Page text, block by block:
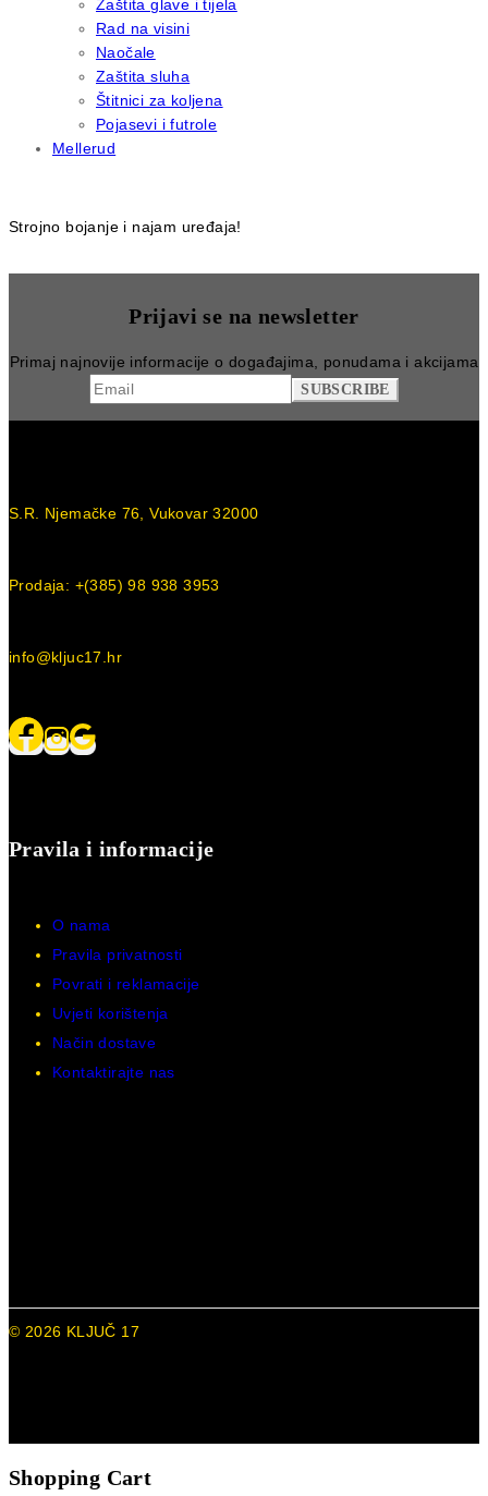
Zaštita glave i tijela
Rad na visini
Naočale
Zaštita sluha
Štitnici za koljena
Pojasevi i futrole
Mellerud
Strojno bojanje i najam uređaja!
Prijavi se na newsletter
Primaj najnovije informacije o događajima, ponudama i akcijama
S.R. Njemačke 76, Vukovar 32000
Prodaja: +(385) 98 938 3953
info@kljuc17.hr
Pravila i informacije
O nama
Pravila privatnosti
Povrati i reklamacije
Uvjeti korištenja
Način dostave
Kontaktirajte nas
© 2026 KLJUČ 17
Shopping Cart